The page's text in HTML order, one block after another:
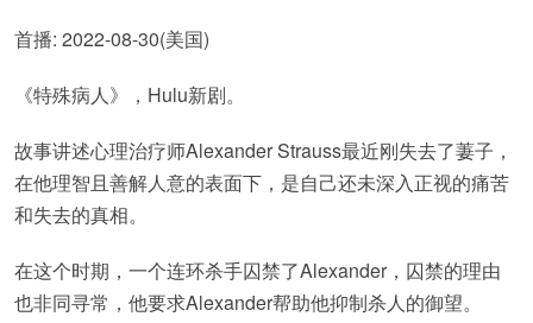
首播: 2022-08-30(美国)
《特殊病人》，Hulu新剧。
故事讲述心理治疗师Alexander Strauss最近刚失去了萋子，
在他理智且善解人意的表面下，是自己还未深入正视的痛苦
和失去的真相。
在这个时期，一个连环杀手囚禁了Alexander，囚禁的理由
也非同寻常，他要求Alexander帮助他抑制杀人的御望。